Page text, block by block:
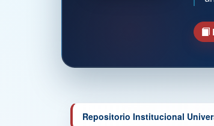
Repositorio Institucional